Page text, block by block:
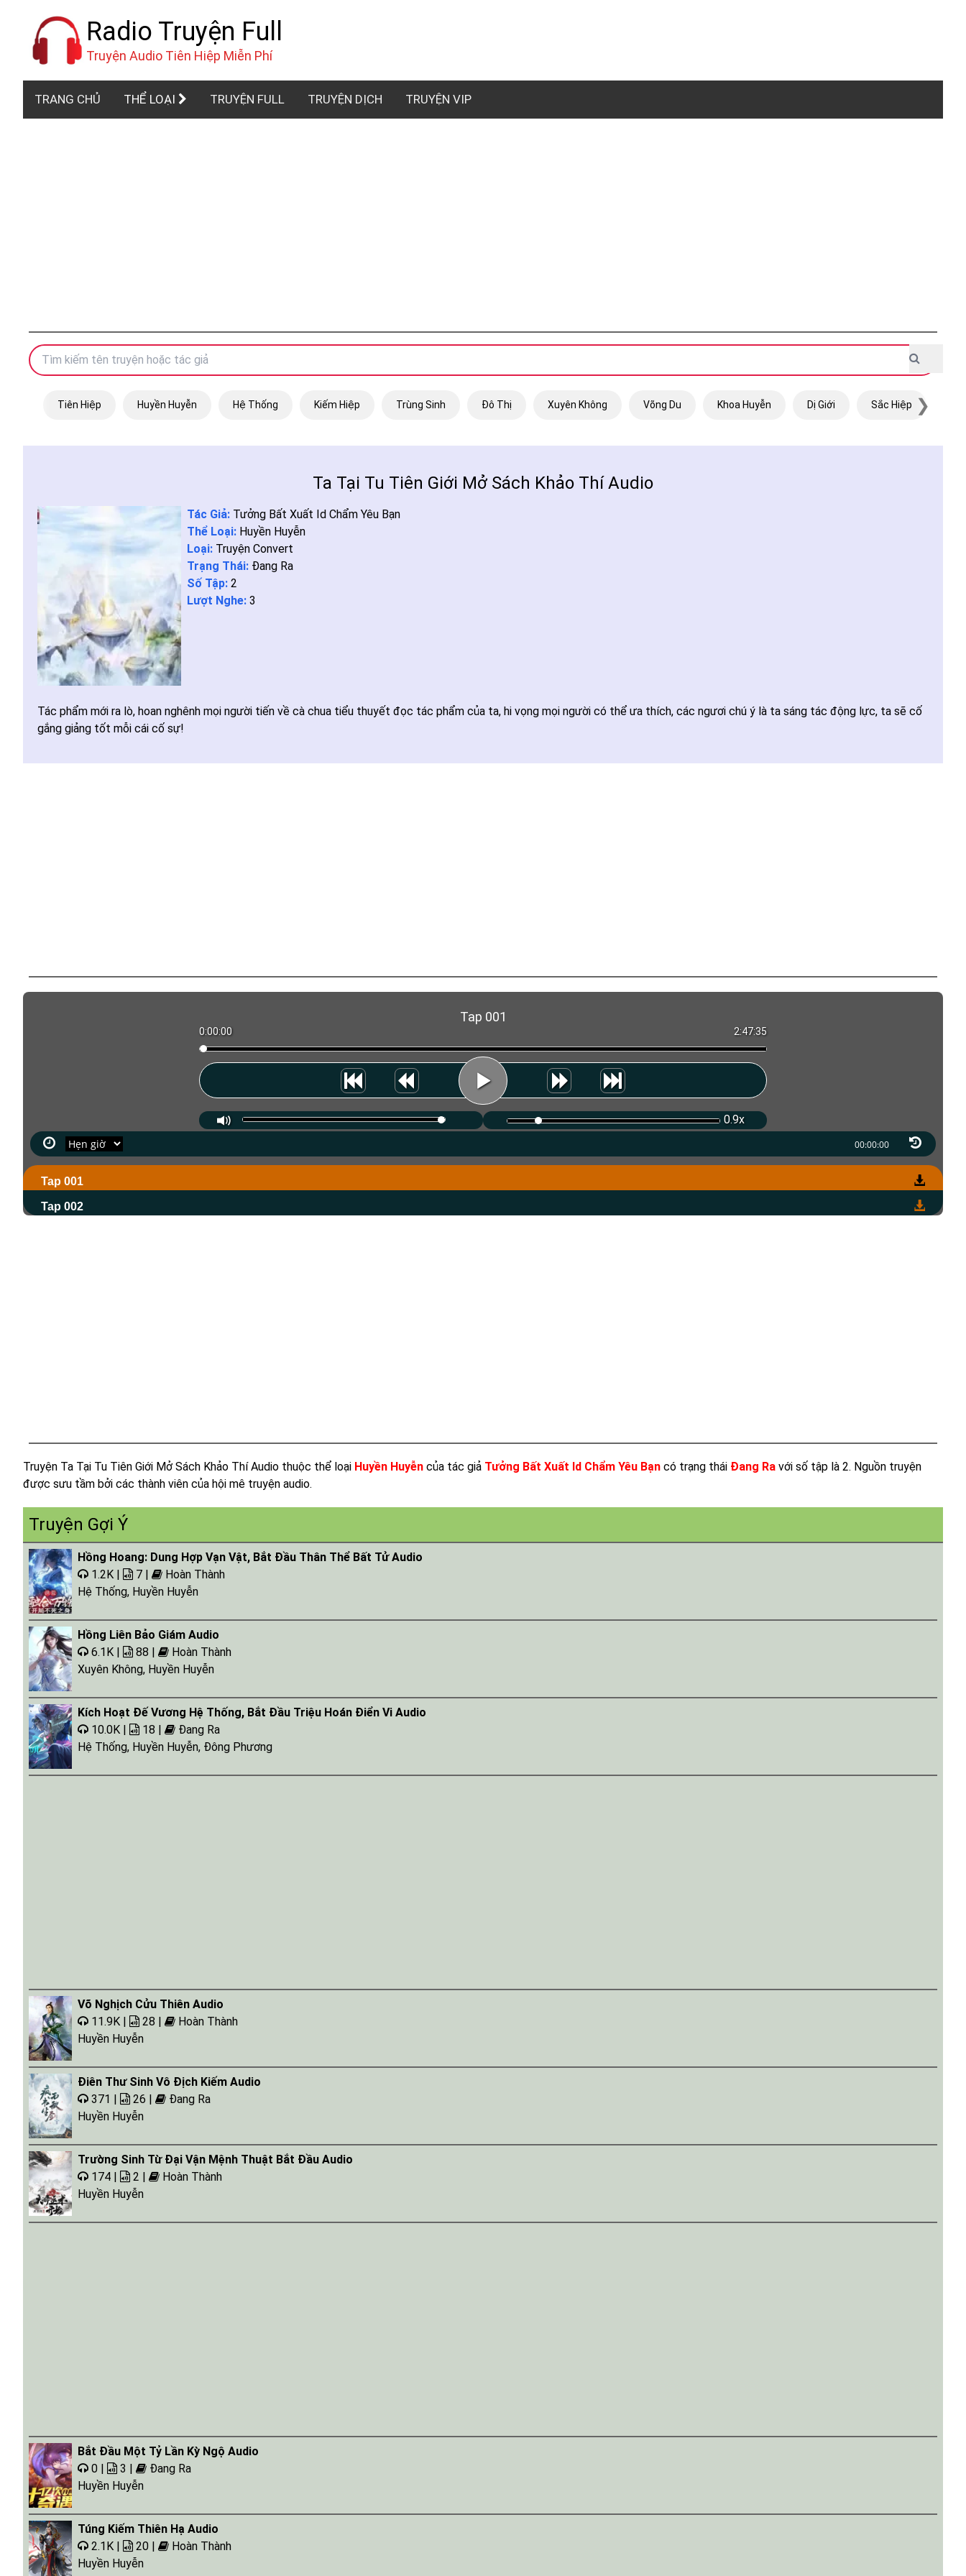
Radio Truyện Full
Truyện Audio Tiên Hiệp Miễn Phí
TRANG CHỦ THỂ LOẠI TRUYỆN FULL TRUYỆN DỊCH TRUYỆN VIP
Tiên Hiệp Huyền Huyễn Hệ Thống Kiếm Hiệp Trùng Sinh Đô Thị Xuyên Không Võng Du Khoa Huyễn Dị Giới Sắc Hiệp ❯
Ta Tại Tu Tiên Giới Mở Sách Khảo Thí Audio
Tác Giả: Tưởng Bất Xuất Id Chẩm Yêu Bạn
Thể Loại: Huyền Huyễn
Loại: Truyện Convert
Trạng Thái: Đang Ra
Số Tập: 2
Lượt Nghe: 3
Tác phẩm mới ra lò, hoan nghênh mọi người tiến về cà chua tiểu thuyết đọc tác phẩm của ta, hi vọng mọi người có thể ưa thích, các ngươi chú ý là ta sáng tác động lực, ta sẽ cố
gắng giảng tốt mỗi cái cố sự!
Tap 001
0:00:00 2:47:35
0.9x
Tap 001
Tap 002
Truyện Ta Tại Tu Tiên Giới Mở Sách Khảo Thí Audio thuộc thể loại Huyền Huyễn của tác giả Tưởng Bất Xuất Id Chẩm Yêu Bạn có trạng thái Đang Ra với số tập là 2. Nguồn truyện
được sưu tầm bởi các thành viên của hội mê truyện audio.
Truyện Gợi Ý
Hồng Hoang: Dung Hợp Vạn Vật, Bắt Đầu Thân Thể Bất Tử Audio
1.2K |
7 |
Hoàn Thành
Hệ Thống, Huyền Huyễn
Hồng Liên Bảo Giám Audio
6.1K |
88 |
Hoàn Thành
Xuyên Không, Huyền Huyễn
Kích Hoạt Đế Vương Hệ Thống, Bắt Đầu Triệu Hoán Điển Vi Audio
10.0K |
18 |
Đang Ra
Hệ Thống, Huyền Huyễn, Đông Phương
Võ Nghịch Cửu Thiên Audio
11.9K |
28 |
Hoàn Thành
Huyền Huyễn
Điên Thư Sinh Vô Địch Kiếm Audio
371 |
26 |
Đang Ra
Huyền Huyễn
Trường Sinh Từ Đại Vận Mệnh Thuật Bắt Đầu Audio
174 |
2 |
Hoàn Thành
Huyền Huyễn
Bắt Đầu Một Tỷ Lần Kỳ Ngộ Audio
0 |
3 |
Đang Ra
Huyền Huyễn
Túng Kiếm Thiên Hạ Audio
2.1K |
20 |
Hoàn Thành
Huyền Huyễn